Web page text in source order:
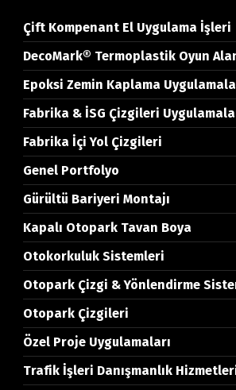
Çift Kompenant El Uygulama İşleri
DecoMark® Termoplastik Oyun
Epoksi Zemin Kaplama
Fabrika & İSG Çizgileri
Fabrika İçi Yol Çizgileri
Genel Portfolyo
Gürültü Bariyeri Montajı
Kapalı Otopark Tavan Boya
Otokorkuluk Sistemleri
Otopark Çizgi & Yönlendirme
Otopark Çizgileri
Özel Proje Uygulamaları
Trafik İşleri Danışmanlık